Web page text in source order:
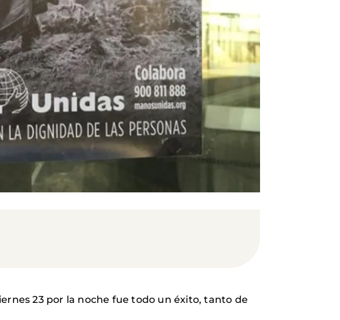
23 por la noche fue todo un éxito, tanto de